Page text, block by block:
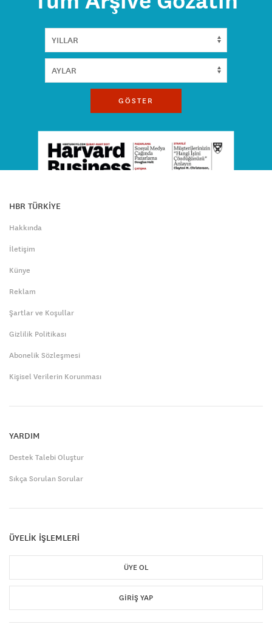
GÖSTER
HBR TÜRKİYE
Hakkında
İletişim
Künye
Reklam
Şartlar ve Koşullar
Gizlilik Politikası
Abonelik Sözleşmesi
Kişisel Verilerin Korunması
YARDIM
Destek Talebi Oluştur
Sıkça Sorulan Sorular
ÜYELİK İŞLEMLERİ
ÜYE OL
GIRIŞ YAP